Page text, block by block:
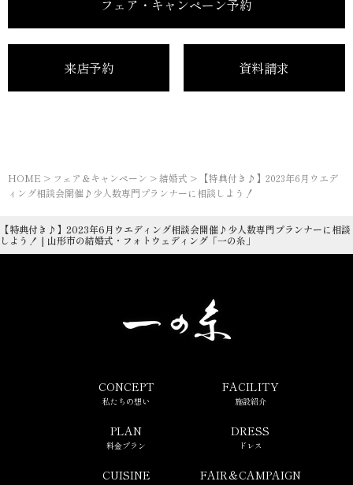
フェア・キャンペーン予約
来店予約 資料請求
HOME > フェア＆キャンペーン >結婚式 > 【特典付き♪】2023年6月ウエデ
ィング相談会開催♪少人数専門プランナーに相談しよう！
【特典付き♪】2023年6月ウエディング相談会開催♪少人数専門プランナーに相談
しよう！｜山形市の結婚式・フォトウェディング「一の糸」
CONCEPT
私たちの想い
FACILITY
施設紹介
PLAN
料⾦プラン
DRESS
ドレス
CUISINE FAIR＆CAMPAIGN